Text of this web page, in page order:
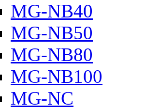
MG-NB40
MG-NB50
MG-NB80
MG-NB100
MG-NC